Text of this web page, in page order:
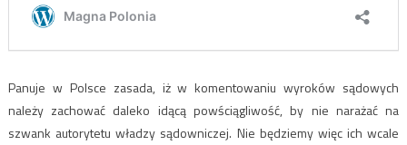
Panuje w Polsce zasada, iż w komentowaniu wyroków sądowych
należy zachować daleko idącą powściągliwość, by nie narażać na
szwank autorytetu władzy sądowniczej. Nie będziemy więc ich wcale